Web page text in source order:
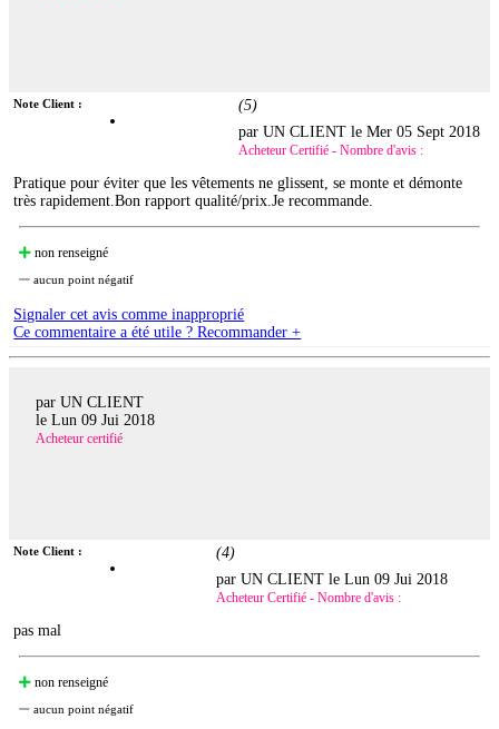
Note Client : (5)
par UN CLIENT leMer 05 Sept 2018
Acheteur Certifié - Nombre d'avis :
Pratique pour éviter que les vêtements ne glissent, se monte et démonte
très rapidement.Bon rapport qualité/prix.Je recommande.
non renseigné
aucun point négatif
Signaler cet avis comme inapproprié
Ce commentaire a été utile ? Recommander +
par UN CLIENT
le Lun 09 Jui 2018
Acheteur certifié
Note Client : (4)
par UN CLIENT leLun 09 Jui 2018
Acheteur Certifié - Nombre d'avis :
pas mal
non renseigné
aucun point négatif